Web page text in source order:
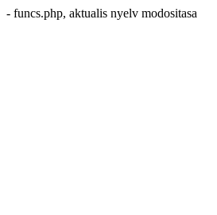
- funcs.php, aktualis nyelv modositasa